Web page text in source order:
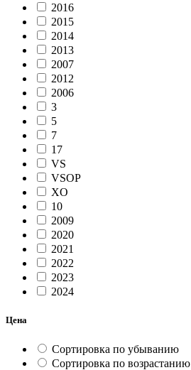
2016
2015
2014
2013
2007
2012
2006
3
5
7
17
VS
VSOP
XO
10
2009
2020
2021
2022
2023
2024
Цена
Сортировка по убыванию
Сортировка по возрастанию